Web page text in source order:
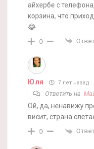
айхербе с
корзина, что
😂
0
Юля 7 лет назад
Ответить на
Ой, да, ненавижу
висит, страна
0